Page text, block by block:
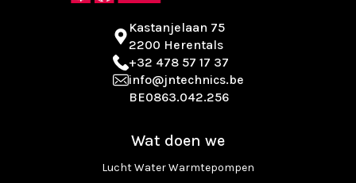
Kastanjelaan 75
2200 Herentals
+32 478 57 17 37
info@jntechnics.be
BE0863.042.256
Wat doen we
Lucht Water Warmtepompen